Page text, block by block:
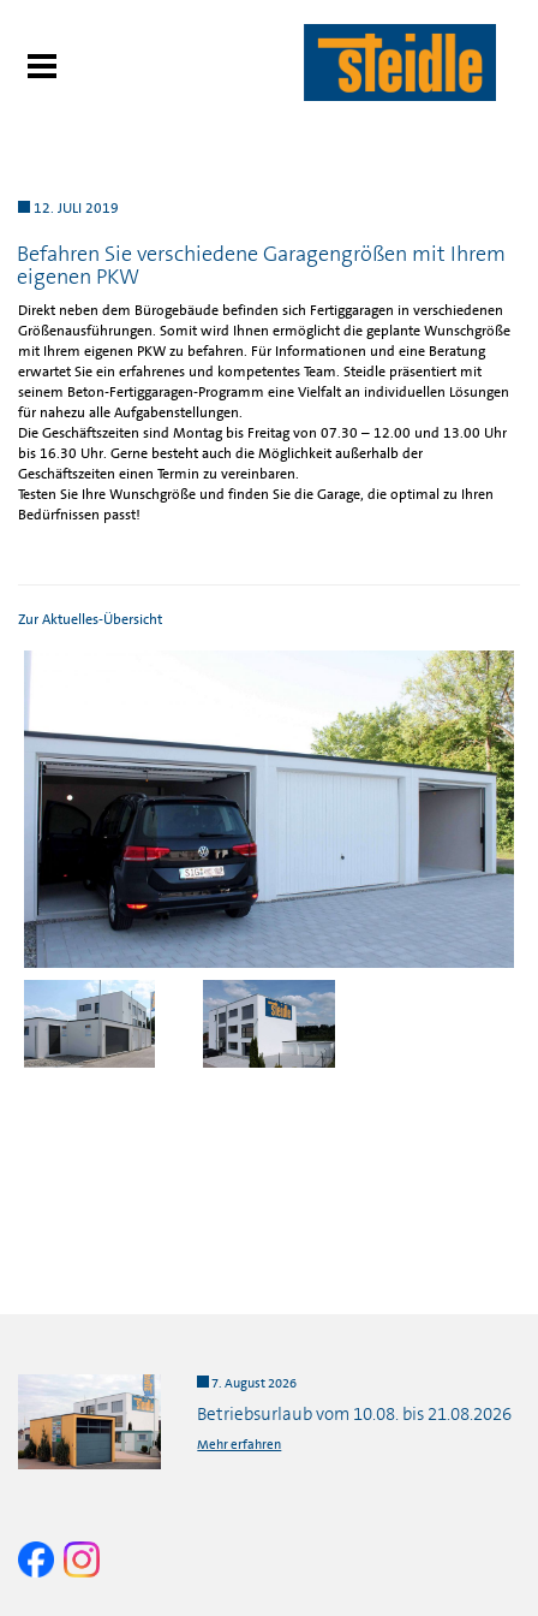
12. JULI 2019
Befahren Sie verschiedene Garagengrößen mit Ihrem
eigenen PKW
Direkt neben dem Bürogebäude befinden sich Fertiggaragen in verschiedenen
Größenausführungen. Somit wird Ihnen ermöglicht die geplante Wunschgröße
mit Ihrem eigenen PKW zu befahren. Für Informationen und eine Beratung
erwartet Sie ein erfahrenes und kompetentes Team. Steidle präsentiert mit
seinem Beton-Fertiggaragen-Programm eine Vielfalt an individuellen Lösungen
für nahezu alle Aufgabenstellungen.
Die Geschäftszeiten sind Montag bis Freitag von 07.30 – 12.00 und 13.00 Uhr
bis 16.30 Uhr. Gerne besteht auch die Möglichkeit außerhalb der
Geschäftszeiten einen Termin zu vereinbaren.
Testen Sie Ihre Wunschgröße und finden Sie die Garage, die optimal zu Ihren
Bedürfnissen passt!
Zur Aktuelles-Übersicht
7. August 2026
Betriebsurlaub vom 10.08. bis 21.08.2026
Mehr erfahren